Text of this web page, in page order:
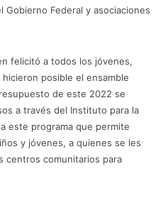
Federal y asociaciones
felicitó a todos los jóvenes,
posible el ensamble
de este 2022 se
a través del Instituto para la
este programa que permite
y jóvenes, a quienes se les
centros comunitarios para